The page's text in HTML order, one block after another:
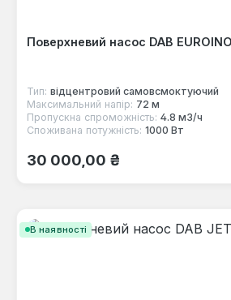
Поверхневий насос DAB
Тип: відцентровий самовсмоктуючий
Максимальний напір: 72 м
Пропускна спроможність: 4.8 м3/ч
Споживана потужність: 1000 Вт
Звичайна ціна:
30 000,00 ₴
В наявності